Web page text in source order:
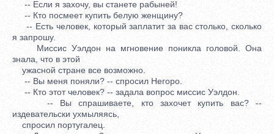
-- Если я захочу, вы станете рабыней!
-- Кто посмеет купить белую женщину?
-- Есть человек, который заплатит за вас столько, сколько
я запрошу.
Миссис Уэлдон на мгновение поникла головой. Она
знала, что в этой
ужасной стране все возможно.
-- Вы меня поняли? -- спросил Негоро.
-- Кто этот человек? -- задала вопрос миссис Уэлдон.
-- Вы спрашиваете, кто захочет купить вас? --
издевательски ухмыляясь,
спросил португалец.